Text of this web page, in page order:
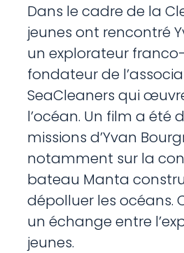
Dans le cadre de la
jeunes ont rencontré
un explorateur
fondateur de
SeaCleaners qui
l’océan. Un film a été
missions d’Yvan
notamment sur la
bateau Manta
dépolluer les océans.
un échange entre
jeunes.